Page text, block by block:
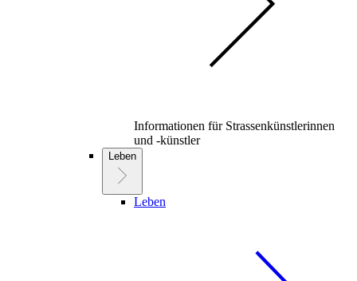
Informationen für Strassenkünstlerinnen
und -künstler
Leben
Leben